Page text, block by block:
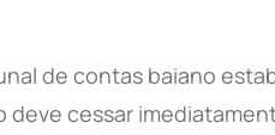
de contas baiano
deve cessar